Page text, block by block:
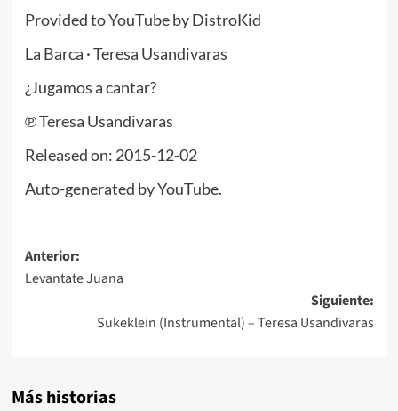
Provided to YouTube by DistroKid
La Barca · Teresa Usandivaras
¿Jugamos a cantar?
℗ Teresa Usandivaras
Released on: 2015-12-02
Auto-generated by YouTube.
Navegación
de
entradas
Anterior:
Levantate Juana
Siguiente:
Sukeklein (Instrumental) – Teresa Usandivaras
Más historias